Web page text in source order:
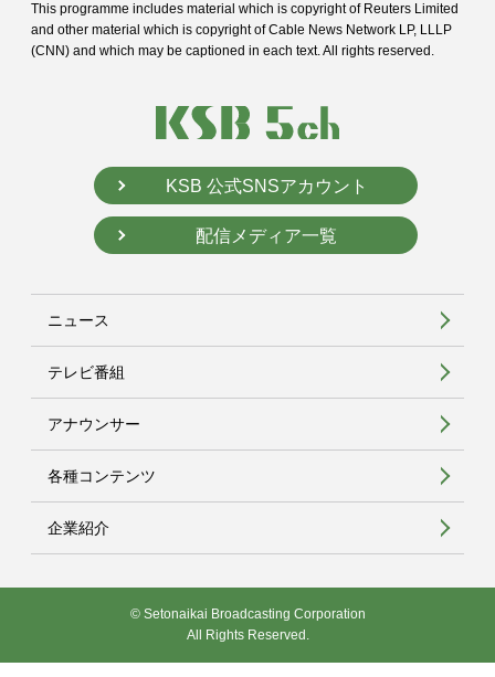
This programme includes material which is copyright of Reuters Limited
and other material which is copyright of Cable News Network LP, LLLP
(CNN) and which may be captioned in each text. All rights reserved.
KSB 公式SNSアカウント
配信メディア一覧
ニュース
テレビ番組
アナウンサー
各種コンテンツ
企業紹介
© Setonaikai Broadcasting Corporation
All Rights Reserved.